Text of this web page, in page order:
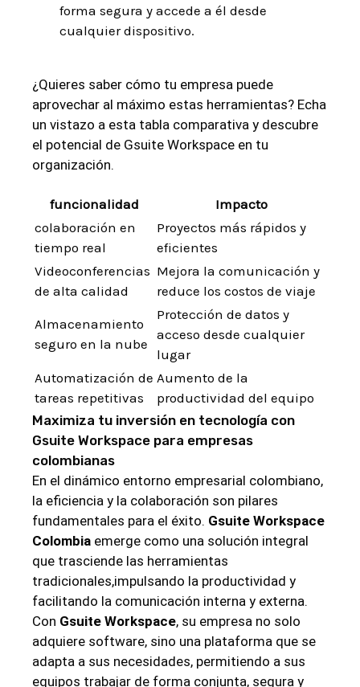
forma segura y accede a él desde​
cualquier dispositivo.
¿Quieres saber cómo tu ‌empresa puede
aprovechar⁣ al máximo estas herramientas?⁤ Echa
un vistazo a ⁤esta tabla comparativa y descubre
el potencial de ‌Gsuite Workspace en ‍tu‌
organización.
funcionalidad
Impacto
colaboración en
tiempo real
Proyectos más rápidos y
eficientes
Videoconferencias
⁣de alta calidad
Mejora la comunicación⁤ y⁣
reduce los costos de⁤ viaje
Almacenamiento
seguro en la nube
Protección de datos y⁤
acceso ⁣desde cualquier
lugar
Automatización de
‌tareas repetitivas
Aumento de la
productividad del equipo
Maximiza tu inversión en tecnología⁤ con
Gsuite Workspace para empresas
colombianas
En el⁣ dinámico entorno empresarial ⁣colombiano,
la eficiencia​ y la colaboración son pilares
fundamentales para el éxito. Gsuite Workspace
Colombia emerge como una solución integral
que trasciende ‌las herramientas
tradicionales,impulsando ​la productividad y
facilitando la comunicación interna y externa.
Con Gsuite ⁢Workspace, su empresa no solo
adquiere software, sino una plataforma que se
adapta⁢ a sus necesidades, permitiendo⁢ a sus
‍equipos trabajar ⁢de forma conjunta, segura ​y‌